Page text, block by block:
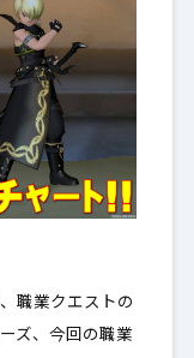
職業クエストの
ズ、 今回の職業